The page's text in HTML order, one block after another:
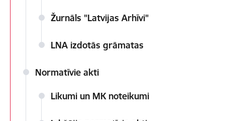
Žurnāls "Latvijas Arhīvi"
LNA izdotās grāmatas
Normatīvie akti
Likumi un MK noteikumi